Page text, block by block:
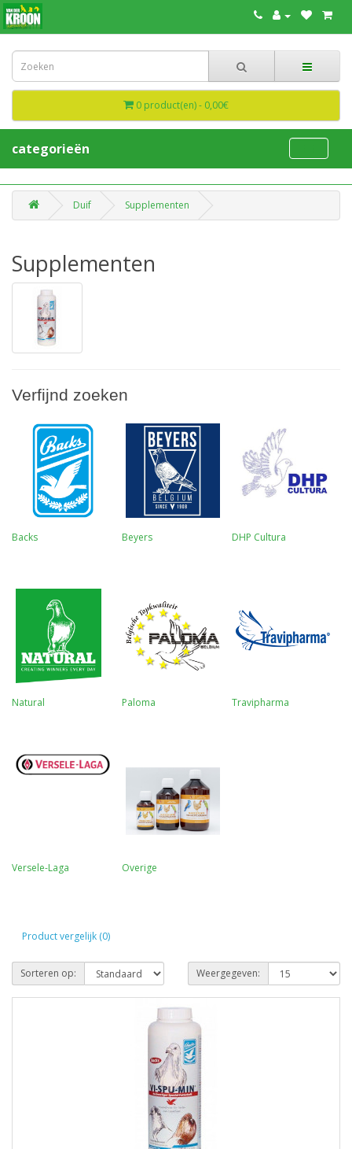
0 product(en) - 0,00€
categorieën
Duif Supplementen
Supplementen
Verfijnd zoeken
Backs Beyers DHP Cultura
Natural Paloma Travipharma
Versele-Laga Overige
Product vergelijk (0)
Sorteren op: Weergegeven: